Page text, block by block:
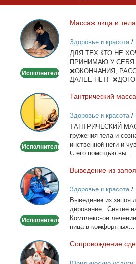
Массаж
лица
и
тела
Исполнитель
Мас­саж ли­ца и те­ла
Здоровье и красота/
ДЛЯ ТЕХ КТО НЕ
ПРИНИМАЮ У СЕБЯ
❌ОКОНЧАНИЯ,
ДАЛЕЕ НЕТ!
Тантрический
массаж
Исполнитель
Тан­три­че­ский
Здоровье и красота/
ТАНТРИЧЕСКИЙ
гру­же­ния те­ла и
ин­ствен­ной неги и
С его по­мо­щью вы...
Выведение
из
запоя.
Капельница,
Исполнитель
Вы­ве­де­ние из
Здоровье и красота/
Вы­ве­де­ние из
ди­ро­ва­ние. Сня­тие
Ком­плекс­ное
ни­ца в ком­форт­ных...
Сопровождение
сделок
Со­про­вож­де­ние